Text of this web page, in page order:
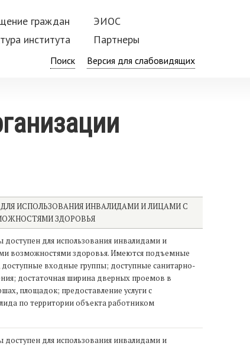
граждан
ЭИОС
института Партнеры
Поиск
ИСПОЛЬЗОВАНИЯ ИНВАЛИДАМИ И ЛИЦАМИ С
ЗДОРОВЬЯ
доступен для использования инвалидами и
возможностями здоровья. Имеются подъемные
входные группы; доступные санитарно-
достаточная ширина дверных проемов в
площадок; предоставление услуги с
по территории объекта работником
доступен для использования инвалидами и